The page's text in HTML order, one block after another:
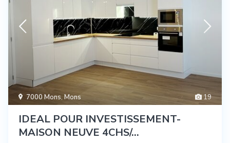
19
7000 Mons,Mons
IDEAL POUR INVESTISSEMENT-
MAISON NEUVE 4CHS/...